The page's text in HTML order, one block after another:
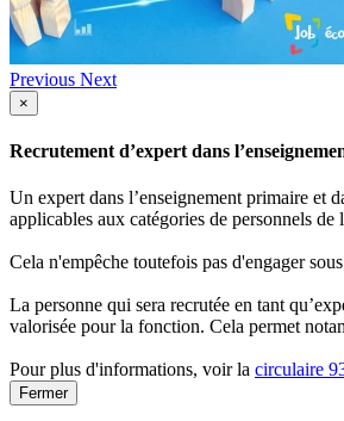
Previous Next
×
Recrutement d’expert dans
Un expert dans l’enseignement primaire et
applicables aux catégories de personnels de
Cela n'empêche toutefois pas d'engager
La personne qui sera recrutée en tant
valorisée pour la fonction. Cela permet
Pour plus d'informations, voir la circulaire
Fermer